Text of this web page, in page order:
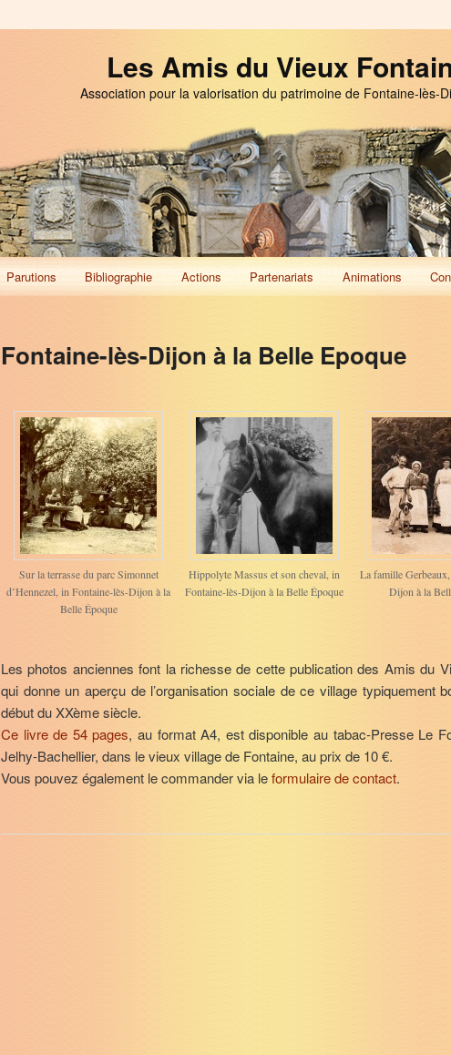
Les Amis du Vieux
Association pour la valorisation du patrimoine de Fontaine-lès-
Parutions Bibliographie Actions Partenariats Animations
Fontaine-lès-Dijon à la Belle Epoque
Sur la terrasse du parc Simonnet
d’Hennezel, in Fontaine-lès-Dijon à la
Belle Époque
Hippolyte Massus et son cheval, in
Fontaine-lès-Dijon à la Belle Époque
La famille
Dijon à la
Les photos anciennes font la richesse de cette publication des Amis du
qui donne un aperçu de l’organisation sociale de ce village typiquement
début du XXème siècle.
Ce livre de 54 pages, au format A4, est disponible au tabac-Presse Le
Jelhy-Bachellier, dans le vieux village de Fontaine, au prix de 10 €.
Vous pouvez également le commander via leformulaire de contact.